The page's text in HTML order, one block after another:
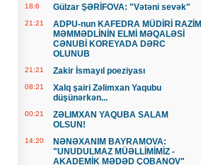
18:6 Gülzar ŞƏRİFOVA: "Vətəni sevək"
21:21
ADPU-nun KAFEDRA MÜDİRİ RAZİM
MƏMMƏDLİNİN ELMİ MƏQALƏSİ
CƏNUBİ KOREYADA DƏRC
OLUNUB
21:21 Zakir İsmayıl poeziyası
08:21
Xalq şairi Zəlimxan Yaqubu
düşünərkən...
00:21
ZƏLIMXAN YAQUBA SALAM
OLSUN!
14:20
NƏNƏXANIM BAYRAMOVA:
"UNUDULMAZ MÜƏLLİMİMİZ -
AKADEMİK MƏDƏD ÇOBANOV"